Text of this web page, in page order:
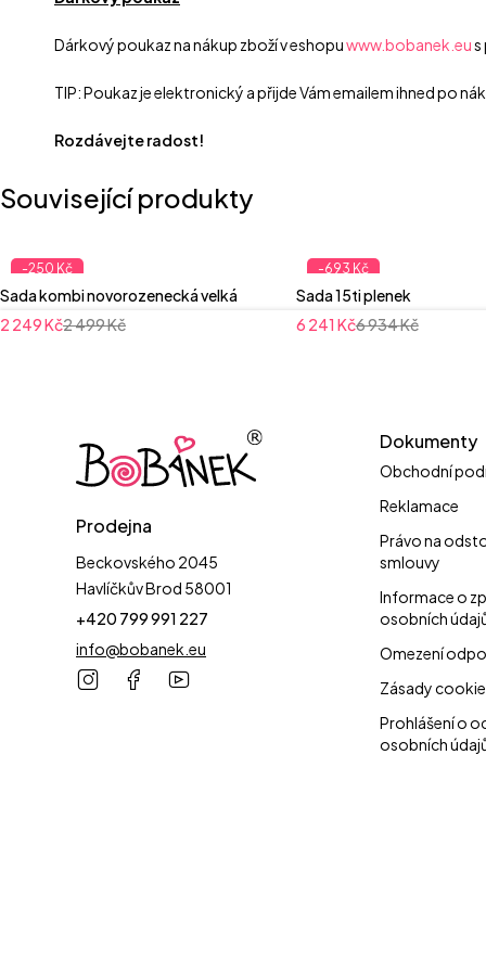
Dárkový poukaz na nákup zboží v eshopuwww.bobanek.eus
TIP: Poukaz je elektronický a přijde Vám emailem ihned po
Rozdávejte radost!
Související produkty
-250 Kč
Sada kombi novorozenecká velká
2 499Kč
2 249Kč
-693 Kč
Sada 15ti plenek
6 934Kč
6 241 Kč
Prodejna
Beckovského 2045
Havlíčkův Brod 58001
+420 799 991 227
info@bobanek.eu
Dokumenty
Obchodní
Reklamace
Právo na
smlouvy
Informace o
osobních
Omezení
Zásady
Prohlášení o
osobních